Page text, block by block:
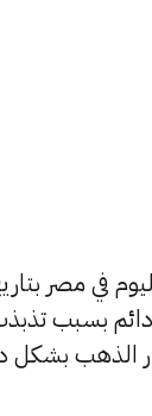
بسبب
بتغطية أسعار